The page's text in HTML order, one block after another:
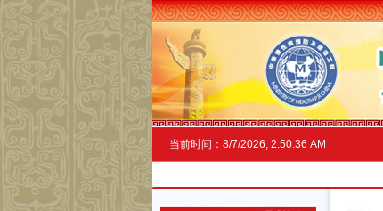
当前时间： 8/7/2026, 2:50:37 AM